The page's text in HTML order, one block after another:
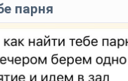
парня